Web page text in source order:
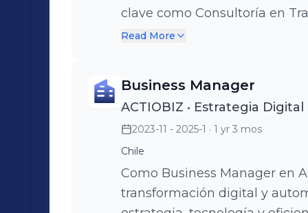
Platform, and Tricentis,
driven solutions to improve
growth strategy for digital
value proposition, driving
generation of AI-powered
clave como Consultoría en
QA, DevOps, Salesforce y Atlassian. Mi responsabilidad
comerciales y técnicos para
servicios. Trabajo de manera
con clientes, identificar
soluciones que generen
Comprometido con la
enfoque está en construir
Read More
Business Manager
ACTIOBIZ • Estrategia Digital
2023-11 - 2025-1 · 1 yr 3 mos
Chile
Como Business Manager en
transformación digital y